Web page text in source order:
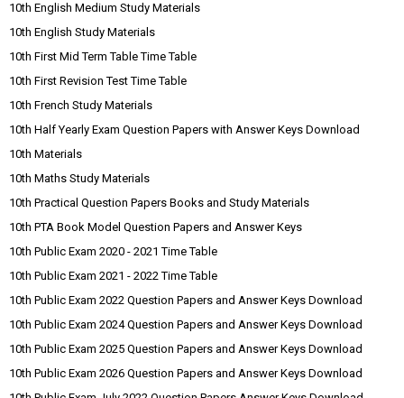
10th English Medium Study Materials
10th English Study Materials
10th First Mid Term Table Time Table
10th First Revision Test Time Table
10th French Study Materials
10th Half Yearly Exam Question Papers with Answer Keys Download
10th Materials
10th Maths Study Materials
10th Practical Question Papers Books and Study Materials
10th PTA Book Model Question Papers and Answer Keys
10th Public Exam 2020 - 2021 Time Table
10th Public Exam 2021 - 2022 Time Table
10th Public Exam 2022 Question Papers and Answer Keys Download
10th Public Exam 2024 Question Papers and Answer Keys Download
10th Public Exam 2025 Question Papers and Answer Keys Download
10th Public Exam 2026 Question Papers and Answer Keys Download